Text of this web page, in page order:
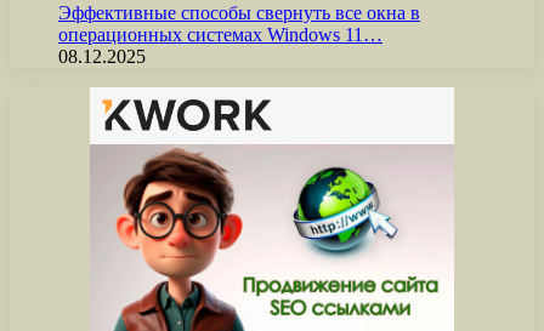
Эффективные способы свернуть все окна в
операционных системах Windows 11…
08.12.2025